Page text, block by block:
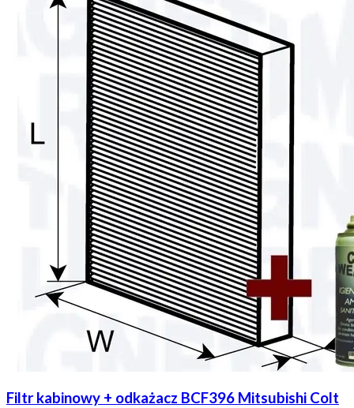
Filtr kabinowy + odkażacz BCF396 Mitsubishi Colt